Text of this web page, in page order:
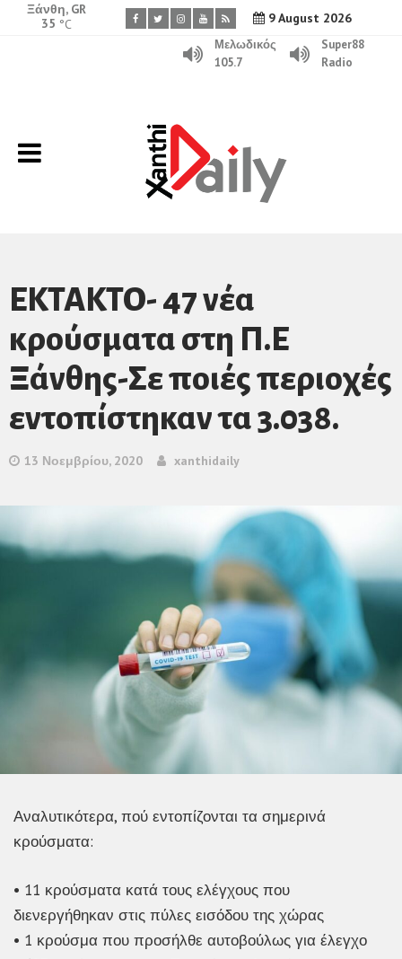
9 August 2026
Ξάνθη, GR
35 °C
Μελωδικός
105.7
Super88
Radio
ΕΚΤΑΚΤΟ- 47 νέα
κρούσματα στη Π.Ε
Ξάνθης-Σε ποιές περιοχές
εντοπίστηκαν τα 3.038.
13 Νοεμβρίου, 2020 xanthidaily
Αναλυτικότερα, πού εντοπίζονται τα σημερινά
κρούσματα:
• 11 κρούσματα κατά τους ελέγχους που
διενεργήθηκαν στις πύλες εισόδου της χώρας
• 1 κρούσμα που προσήλθε αυτοβούλως για έλεγχο